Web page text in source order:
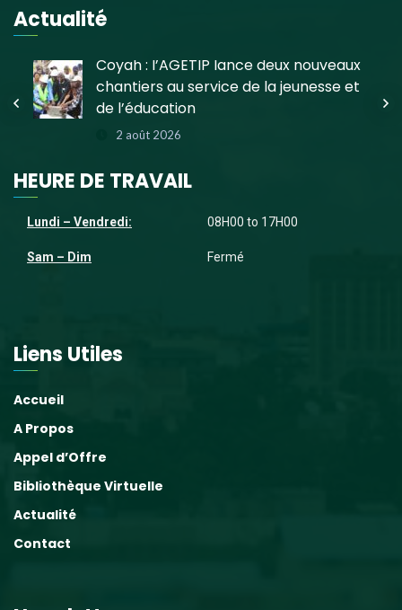
Actualité
Coyah : l’AGETIP lance deux nouveaux
chantiers au service de la jeunesse et
de l’éducation
2 août 2026
HEURE DE TRAVAIL
Lundi – Vendredi:
Sam – Dim
08H00 to 17H00
Fermé
Liens Utiles
Accueil
A Propos
Appel d’Offre
Bibliothèque Virtuelle
Actualité
Contact